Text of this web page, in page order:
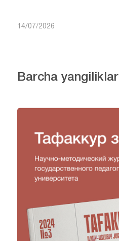
14/07/2026
Barcha yangiliklar